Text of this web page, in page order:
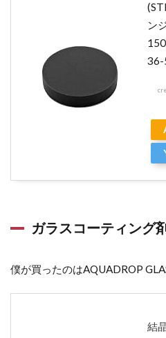
ン
36-
ガラスコーティング
僕が買ったのはAQUADROP
結